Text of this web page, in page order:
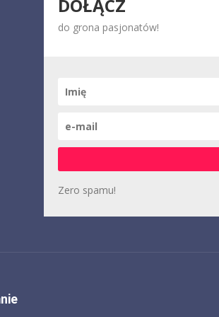
DOŁĄCZ
do grona pasjonatów!
Zero spamu!